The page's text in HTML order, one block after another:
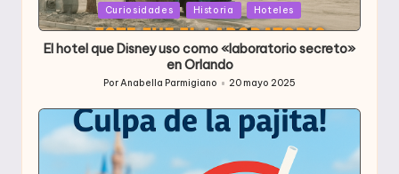
Publicada
en
Curiosidades Historia Hoteles
El hotel que Disney uso como «laboratorio secreto»
en Orlando
Publicado
por
PorAnabella Parmigiano 20 mayo 2025